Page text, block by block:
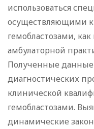
использоваться
осуществляющими
гемобластозами,
амбулаторной
Полученные
диагностических
клинической
гемобластозами.
динамические